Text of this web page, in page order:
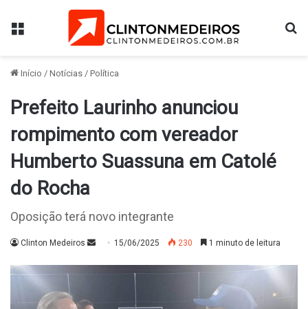
Menu
Início / Notícias / Política
Prefeito Laurinho anunciou
rompimento com vereador
Humberto Suassuna em Catolé
do Rocha
Oposição terá novo integrante
Clinton Medeiros
Mande15/06/2025 230 1 minuto de leitura